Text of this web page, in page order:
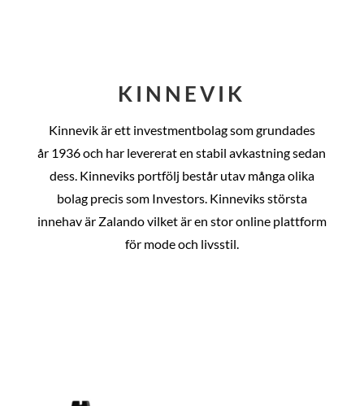
KINNEVIK
Kinnevik är ett investmentbolag som grundades
år 1936 och har levererat en stabil avkastning sedan
dess. Kinneviks portfölj består utav många olika
bolag precis som Investors. Kinneviks största
innehav är Zalando vilket är en stor online plattform
för mode och livsstil.